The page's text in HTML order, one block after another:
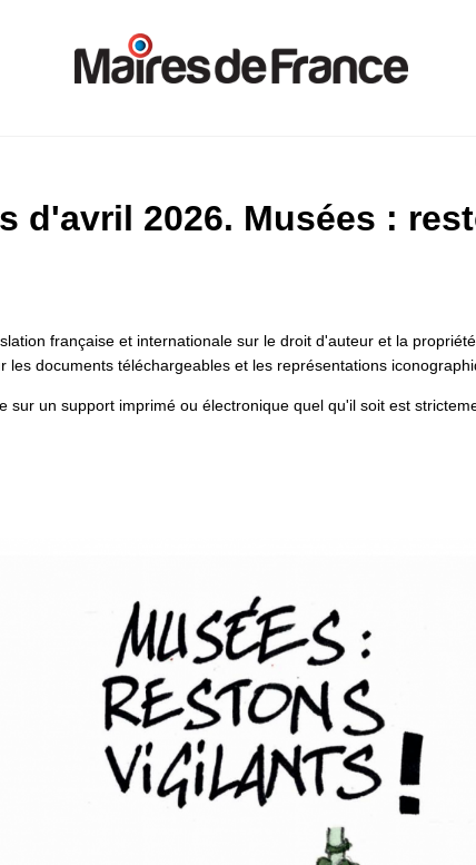
d'avril 2026. Musées :
française et internationale sur le droit d'auteur et la
documents téléchargeables et les représentations
sur un support imprimé ou électronique quel qu'il soit est